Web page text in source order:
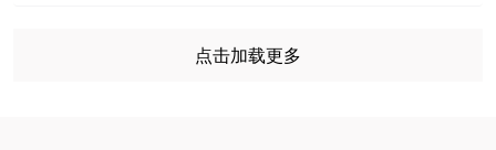
点击加载更多